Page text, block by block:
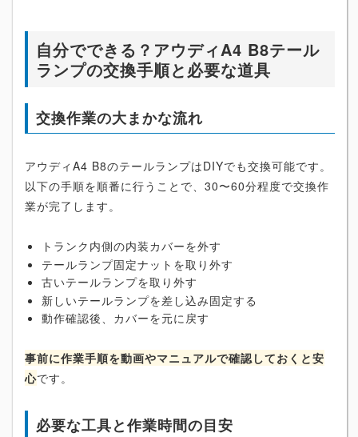
自分でできる？アウディA4 B8テール
ランプの交換手順と必要な道具
交換作業の大まかな流れ
アウディA4 B8のテールランプはDIYでも交換可能です。
以下の手順を順番に行うことで、30〜60分程度で交換作
業が完了します。
トランク内側の内装カバーを外す
テールランプ固定ナットを取り外す
古いテールランプを取り外す
新しいテールランプを差し込み固定する
動作確認後、カバーを元に戻す
事前に作業手順を動画やマニュアルで確認しておくと安
心です。
必要な工具と作業時間の目安